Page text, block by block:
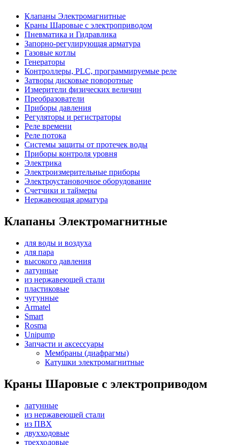
Клапаны Электромагнитные
Краны Шаровые с электроприводом
Пневматика и Гидравлика
Запорно-регулирующая арматура
Газовые котлы
Генераторы
Контроллеры, PLС, программируемые реле
Затворы дисковые поворотные
Измерители физических величин
Преобразователи
Приборы давления
Регуляторы и регистраторы
Реле времени
Реле потока
Системы защиты от протечек воды
Приборы контроля уровня
Электрика
Электроизмерительные приборы
Электроустановочное оборудование
Счетчики и таймеры
Нержавеющая арматура
Клапаны Электромагнитные
для воды и воздуха
для пара
высокого давления
латунные
из нержавеющей стали
пластиковые
чугунные
Armatel
Smart
Rosma
Unipump
Запчасти и аксессуары
Мембраны (диафрагмы)
Катушки электромагнитные
Краны Шаровые с электроприводом
латунные
из нержавеющей стали
из ПВХ
двухходовые
трехходовые